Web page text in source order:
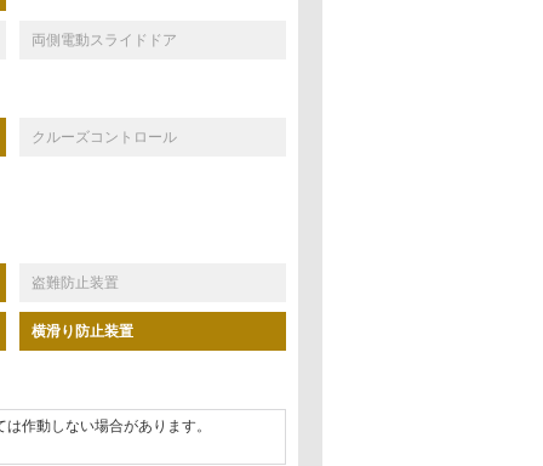
両側電動スライドドア
クルーズコントロール
盗難防止装置
横滑り防止装置
作動しない場合があります。